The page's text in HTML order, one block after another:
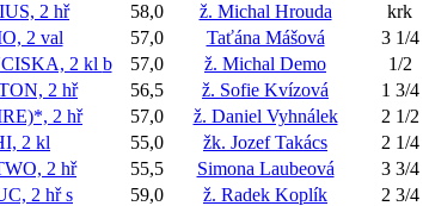
2 hř 58,0 ž. Michal Hrouda krk
2 val 57,0 Taťána Mášová 3 1/4
2 kl b 57,0 ž. Michal Demo 1/2
2 hř 56,5 ž. Sofie Kvízová 1 3/4
2 hř 57,0 ž. Daniel Vyhnálek 2 1/2
2 kl 55,0 žk. Jozef Takács 2 1/4
2 hř 55,5 Simona Laubeová 3 3/4
2 hřs 59,0 ž. Radek Koplík 2 3/4